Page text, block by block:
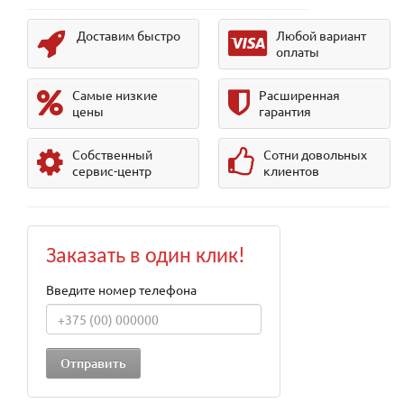
Доставим быстро
Любой вариант
оплаты
Самые низкие
цены
Расширенная
гарантия
Собственный
сервис-центр
Сотни довольных
клиентов
Заказать в один клик!
Введите номер телефона